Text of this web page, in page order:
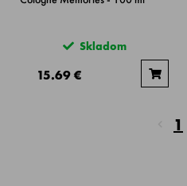
Skladom
15.69 €
1